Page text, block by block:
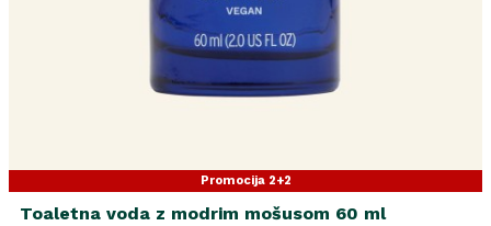
Promocija 2+2
Toaletna voda z modrim mošusom 60 ml